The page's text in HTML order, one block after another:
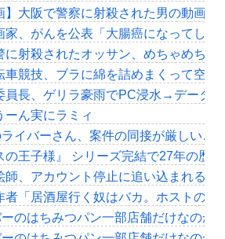
】大阪で警察に射殺された男の動画
家、がんを公表「大腸癌になってし
に射殺されたオッサン、めちゃめちゃ
車競技、ブラに綿を詰めまくって空
員長、ゲリラ豪雨でPC浸水→データ
ーん実にラミィ
ライバーさん、案件の同接が厳しい
の王子様』 シリーズ完結で27年の歴
師、アカウント停止に追い込まれる
者「居酒屋行く奴はバカ。ホストの
のはちみつパン一部店舗だけなのか